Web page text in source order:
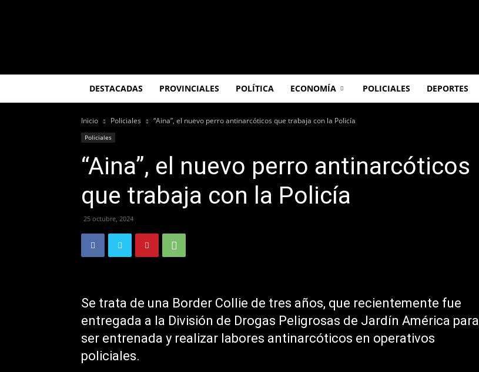
DESTACADAS PROVINCIALES POLÍTICA ECONOMÍA POLICIALES DEPORTES
Inicio Policiales “Aina”, el nuevo perro antinarcóticos que trabaja con la Policía
Policiales
“Aina”, el nuevo perro antinarcóticos
que trabaja con la Policía
25 octubre, 2024
Se trata de una Border Collie de tres años, que recientemente fue
entregada a la División de Drogas Peligrosas de Jardín América para
ser entrenada y realizar labores antinarcóticos en operativos
policiales.